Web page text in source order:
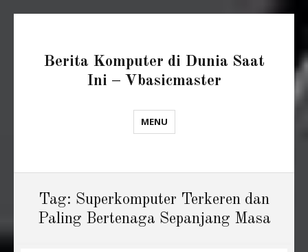
Berita Komputer di Dunia Saat
Ini – Vbasicmaster
MENU
Tag: Superkomputer Terkeren dan
Paling Bertenaga Sepanjang Masa